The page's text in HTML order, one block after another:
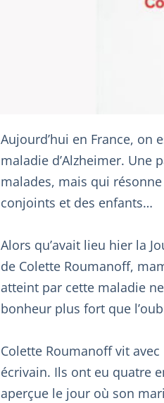
Aujourd’hui en France, on
maladie d’Alzheimer.
malades, mais qui
conjoints et des enfants…
Alors qu’avait lieu hier la
de Colette Roumanoff,
atteint par cette maladie
bonheur plus fort que
Colette Roumanoff vit
écrivain. Ils ont eu quatre
aperçue le jour où son